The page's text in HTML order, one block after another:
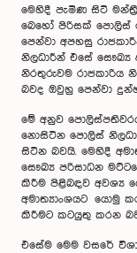
මෙහිදී පැමිණ සිටි
බෙහෝ පිරිසක් පොලිස්
පෙන්වා අපහසු
නිලධාරීන් එසේ සෞඛ්‍ය
නිරතුරුවම රාජකාරිය
බවද ඔවුහු පෙන්වා
මේ අනුව
නොසිටින පොලිස්
සිටින බවයි. මෙහිදී
සෞඛ්‍ය පරිසාධන
කිරීම පිළිබඳව අවශ්‍ය
අමාත්‍යාංශයට යොමු
කිරීමට කටයුතු කරන
එසේම මෙම වසරේ